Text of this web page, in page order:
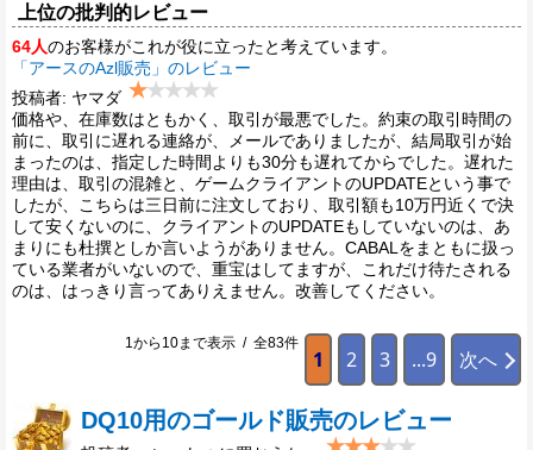
上位の批判的レビュー
64人のお客様がこれが役に立ったと考えています。
「アースのAzl販売」のレビュー
投稿者: ヤマダ
価格や、在庫数はともかく、取引が最悪でした。約束の取引時間の
前に、取引に遅れる連絡が、メールでありましたが、結局取引が始
まったのは、指定した時間よりも30分も遅れてからでした。遅れた
理由は、取引の混雑と、ゲームクライアントのUPDATEという事で
したが、こちらは三日前に注文しており、取引額も10万円近くで決
して安くないのに、クライアントのUPDATEもしていないのは、あ
まりにも杜撰としか言いようがありません。CABALをまともに扱っ
ている業者がいないので、重宝はしてますが、これだけ待たされる
のは、はっきり言ってありえません。改善してください。
1から10まで表示 / 全83件
1 2 3 ...9 次へ
DQ10用のゴールド販売のレビュー